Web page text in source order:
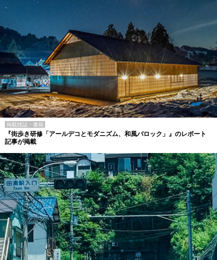
掲載雑誌・書籍
『街歩き研修「アールデコとモダニズム、和風バロック」』のレポート
記事が掲載